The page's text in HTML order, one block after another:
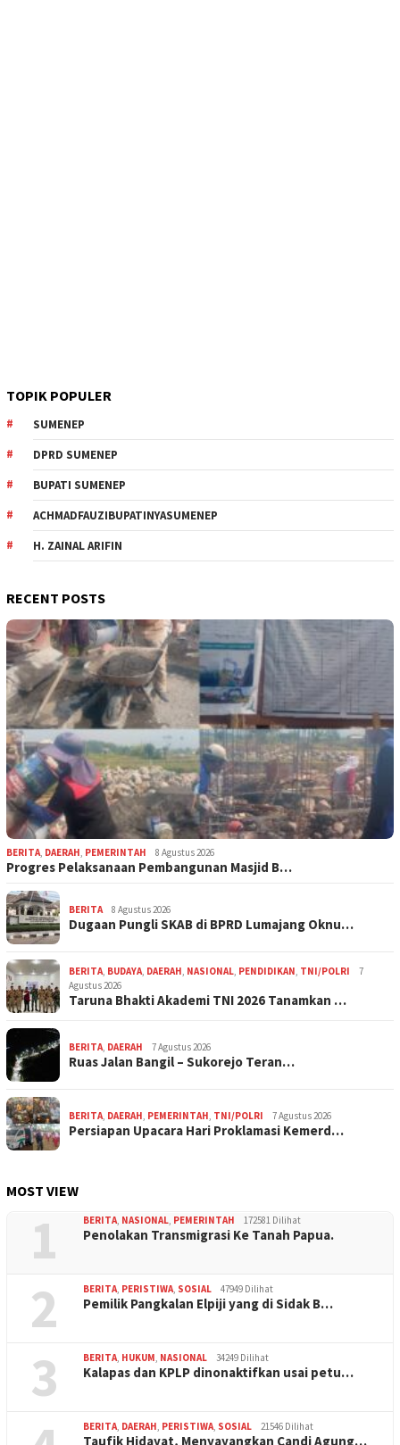
TOPIK POPULER
SUMENEP
DPRD SUMENEP
BUPATI SUMENEP
ACHMADFAUZIBUPATINYASUMENEP
H. ZAINAL ARIFIN
RECENT POSTS
BERITA DAERAH PEMERINTAH 8 Agustus 2026
Progres Pelaksanaan Pembangunan Masjid B…
BERITA 8 Agustus 2026
Dugaan Pungli SKAB di BPRD Lumajang Oknu…
BERITA BUDAYA DAERAH NASIONAL PENDIDIKAN TNI/POLRI
7
Agustus 2026
Taruna Bhakti Akademi TNI 2026 Tanamkan …
BERITA DAERAH 7 Agustus 2026
Ruas Jalan Bangil – Sukorejo Teran…
BERITA DAERAH PEMERINTAH TNI/POLRI 7 Agustus 2026
Persiapan Upacara Hari Proklamasi Kemerd…
MOST VIEW
1 BERITA NASIONAL PEMERINTAH 172581 Dilihat
Penolakan Transmigrasi Ke Tanah Papua.
2 BERITA PERISTIWA SOSIAL 47949 Dilihat
Pemilik Pangkalan Elpiji yang di Sidak B…
3 BERITA HUKUM NASIONAL 34249 Dilihat
Kalapas dan KPLP dinonaktifkan usai petu…
BERITA DAERAH PERISTIWA SOSIAL 21546 Dilihat
Taufik Hidayat, Menyayangkan Candi Agung…